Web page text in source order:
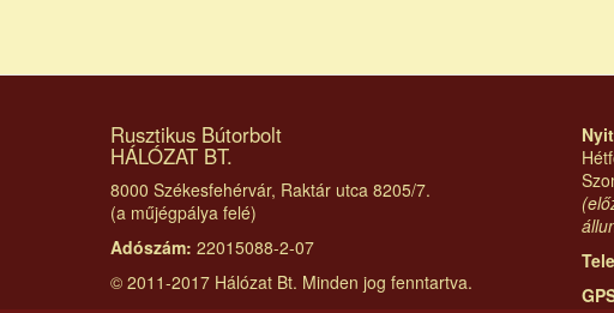
Rusztikus Bútorbolt
HÁLÓZAT BT.
8000 Székesfehérvár, Raktár utca 8205/7.
(a műjégpálya felé)
Adószám: 22015088-2-07
© 2011-2017 Hálózat Bt. Minden jog fenntartva.